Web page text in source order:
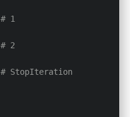
# 1
# 2
# StopIteration